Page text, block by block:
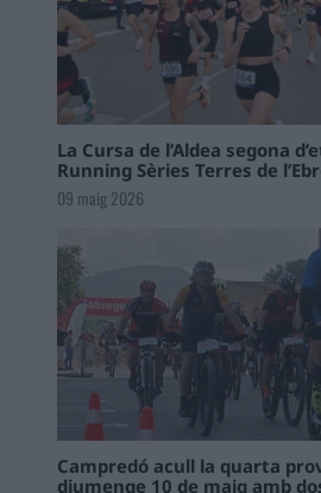
La Cursa de l’Aldea segona
Running Sèries Terres de
09 maig 2026
Campredó acull la quarta
diumenge 10 de maig amb